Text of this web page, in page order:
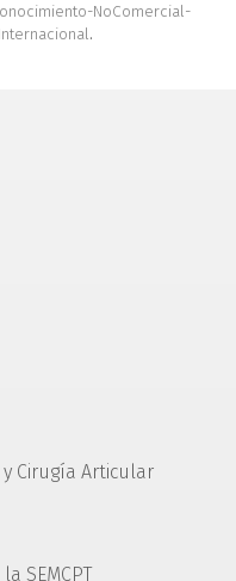
NoComercial-
.
Cirugía Articular
SEMCPT